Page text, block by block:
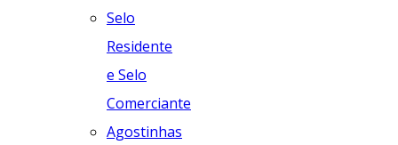
Selo
Residente
e Selo
Comerciante
Agostinhas